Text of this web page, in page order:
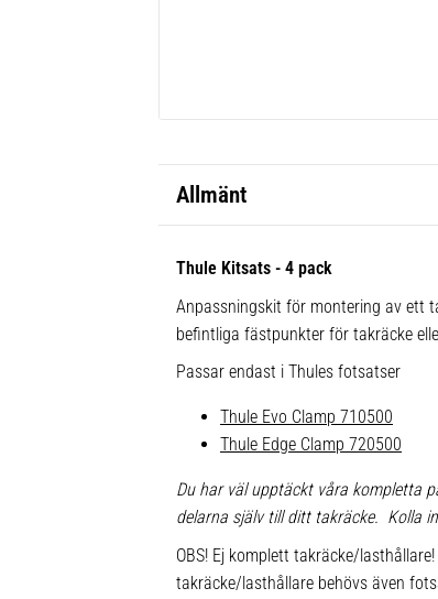
Allmänt
Thule Kitsats - 4 pack
Anpassningskit för montering av ett
befintliga fästpunkter för takräcke
Passar endast i Thules fotsatser
Thule Evo Clamp 710500
Thule Edge Clamp 720500
Du har väl upptäckt våra kompletta
delarna själv till ditt takräcke. Kolla
OBS! Ej komplett takräcke/
takräcke/lasthållare behövs även